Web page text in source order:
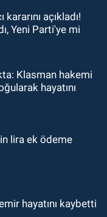
Edilmeli?
isimler
açıkladı!
Yeni Parti'ye mi
Klasman hakemi
hayatını
lira ek ödeme
hayatını kaybetti